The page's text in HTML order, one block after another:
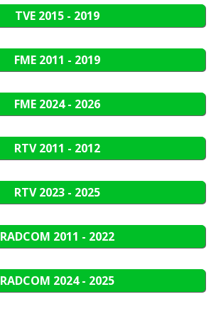
TVE 2015 - 2019
FME 2011 - 2019
FME 2024 - 2026
RTV2011 - 2012
RTV2023 - 2025
RADCOM 2011 - 2022
RADCOM 2024 - 2025